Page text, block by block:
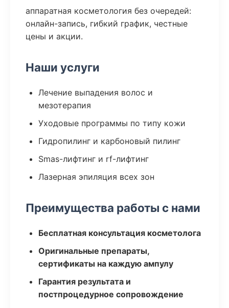
аппаратная косметология без очередей:
онлайн-запись, гибкий график, честные
цены и акции.
Наши услуги
Лечение выпадения волос и
мезотерапия
Уходовые программы по типу кожи
Гидропилинг и карбоновый пилинг
Smas-лифтинг и rf-лифтинг
Лазерная эпиляция всех зон
Преимущества работы с нами
Бесплатная консультация косметолога
Оригинальные препараты,
сертификаты на каждую ампулу
Гарантия результата и
постпроцедурное сопровождение